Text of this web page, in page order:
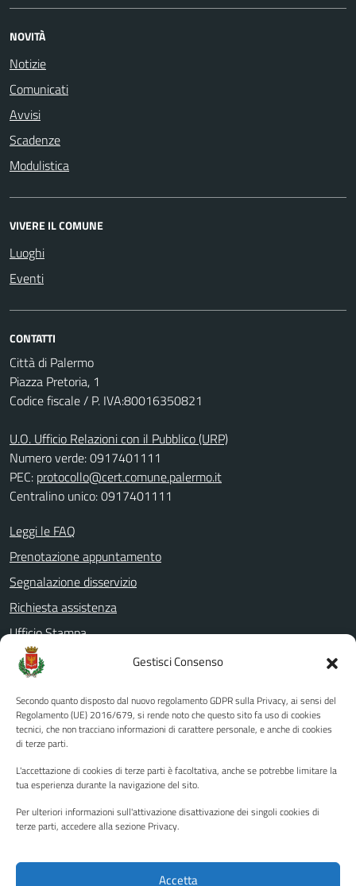
Gestisci Consenso
Secondo quanto disposto dal nuovo regolamento GDPR sulla Privacy, ai sensi del
Regolamento (UE) 2016/679, si rende noto che questo sito fa uso di cookies
tecnici, che non tracciano informazioni di carattere personale, e anche di cookies
di terze parti.
L'accettazione di cookies di terze parti è facoltativa, anche se potrebbe limitare la
tua esperienza durante la navigazione del sito.
Per ulteriori informazioni sull'attivazione disattivazione dei singoli cookies di
terze parti, accedere alla sezione Privacy.
Accetta
NOVITÀ
Notizie
Comunicati
Avvisi
Scadenze
Modulistica
VIVERE IL COMUNE
Luoghi
Eventi
CONTATTI
Città di Palermo
Piazza Pretoria, 1
Codice fiscale / P. IVA:80016350821
U.O. Ufficio Relazioni con il Pubblico (URP)
Numero verde: 0917401111
PEC: protocollo@cert.comune.palermo.it
Centralino unico: 0917401111
Leggi le FAQ
Prenotazione appuntamento
Segnalazione disservizio
Richiesta assistenza
Ufficio Stampa
Amministrazione Trasparente
Albo pretorio
Informativa privacy
Note legali
Piano di miglioramento del sito
Instagram